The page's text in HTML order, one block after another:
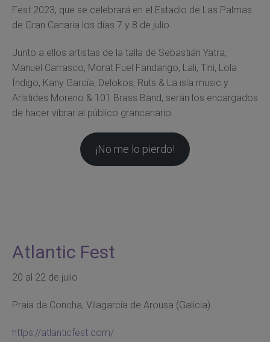
Fest 2023, que se celebrará en el Estadio de Las Palmas
de Gran Canaria los días 7 y 8 de julio.
Junto a ellos artistas de la talla de Sebastián Yatra,
Manuel Carrasco, Morat Fuel Fandango, Lali, Tini, Lola
Índigo, Kany García, Delokos, Ruts & La isla music y
Arístides Moreno & 101 Brass Band, serán los encargados
de hacer vibrar al público grancanario.
¡No me lo pierdo!
Atlantic Fest
20 al 22 de julio
Praia da Concha, Vilagarcía de Arousa (Galicia)
https://atlanticfest.com/